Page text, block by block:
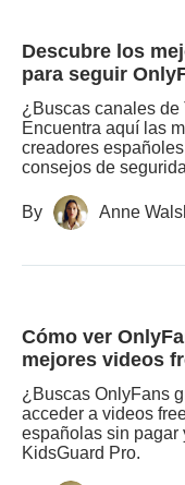
Descubre los
para seguir
¿Buscas canales de
Encuentra aquí las
creadores
consejos de
By Anne
Cómo ver
mejores videos
¿Buscas OnlyFans
acceder a videos
españolas sin pagar
KidsGuard Pro.